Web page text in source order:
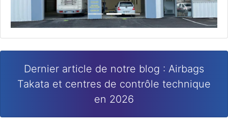
Dernier article de notre blog : Airbags
Takata et centres de contrôle technique
en 2026